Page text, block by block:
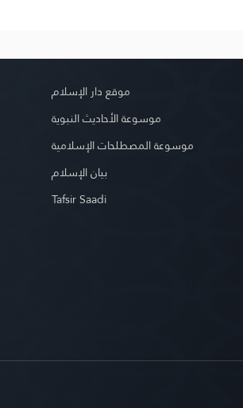
موقع دار الإسلام
موسوعة الأحاديث النبوية
موسوعة المصطلحات الإسلامية
بيان الإسلام
Tafsir Saadi